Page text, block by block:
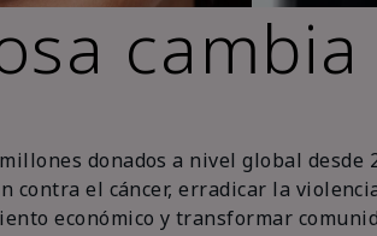
donados a nivel global desde
contra el cáncer, erradicar la
económico y transformar